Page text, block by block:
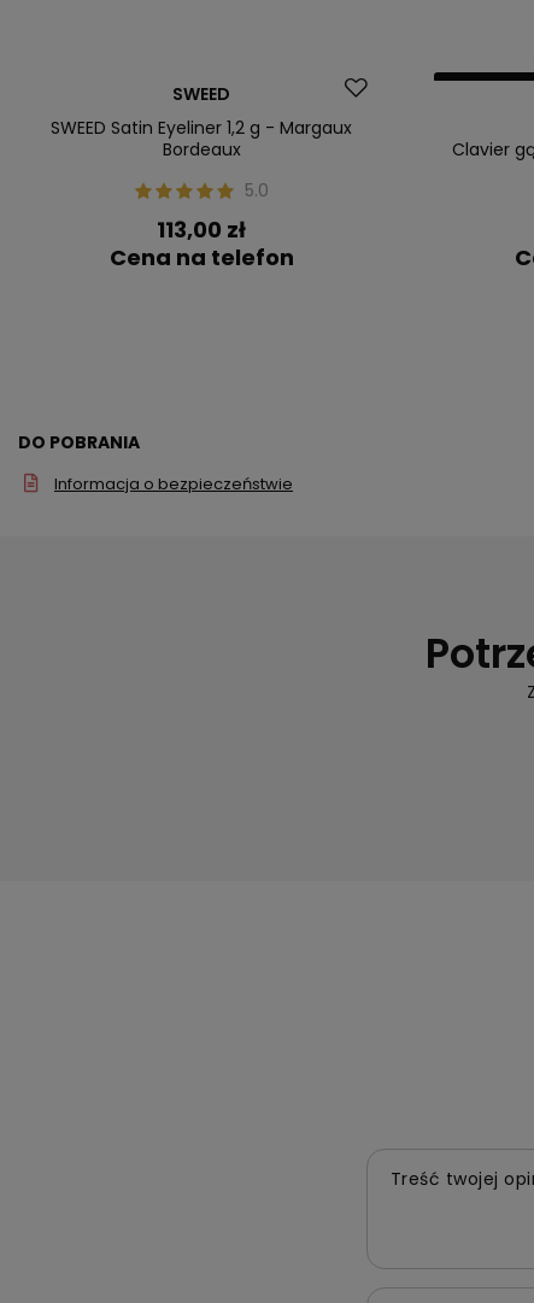
SWEED
SWEED Satin Eyeliner 1,2 g - Margaux
Bordeaux
5.0
113,00 zł
Cena na telefon
Nasz
Clavier
DO POBRANIA
Informacja o bezpieczeństwie
Treść twojej